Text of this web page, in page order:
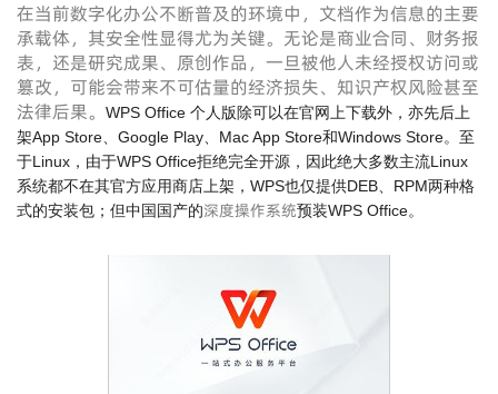
在当前数字化办公不断普及的环境中，文档作为信息的主要
承载体，其安全性显得尤为关键。无论是商业合同、财务报
表，还是研究成果、原创作品，一旦被他人未经授权访问或
篡改，可能会带来不可估量的经济损失、知识产权风险甚至
法律后果。
WPS Office 个人版除可以在官网上下载外，亦先后上
架App Store、Google Play、Mac App Store和Windows Store。至
于Linux，由于WPS Office拒绝完全开源，因此绝大多数主流Linux
系统都不在其官方应用商店上架，WPS也仅提供DEB、RPM两种格
式的安装包；但中国国产的深度操作系统预装WPS Office。